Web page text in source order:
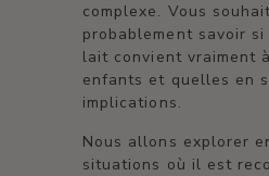
complexe. Vous
probablement savoir
lait convient vraiment
enfants et quelles en
implications.
Nous allons explorer
situations où il est